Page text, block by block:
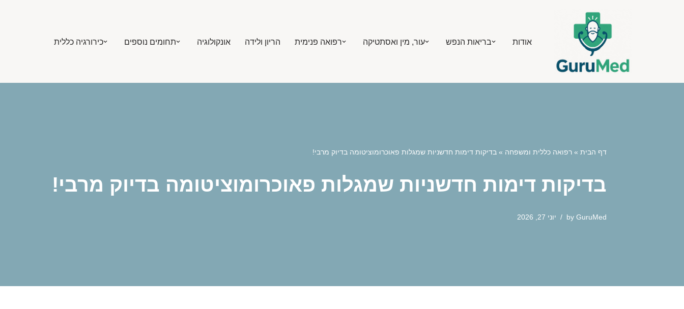
אודות בריאות הנפש עור, מין ואסתטיקה רפואה פנימית הריון ולידה אונקולוגיה תחומים נוספים כירורגיה כללית
דף הבית » רפואה כללית ומשפחה » בדיקות דימות חדשניות שמגלות פאוכרומוציטומה בדיוק מרבי!
בדיקות דימות חדשניות שמגלות פאוכרומוציטומה בדיוק מרבי!
by GuruMed יוני 27, 2026